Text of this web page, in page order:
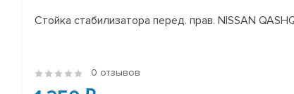
Стойка стабилизатора перед. прав. NISSAN
0 отзывов